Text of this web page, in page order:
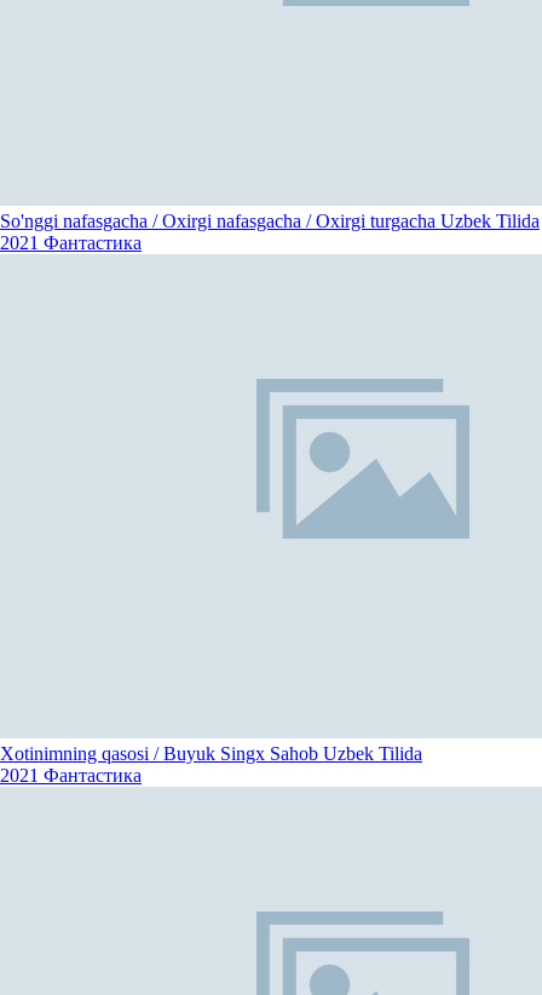
So'nggi nafasgacha / Oxirgi nafasgacha / Oxirgi turgacha Uzbek Tilida
2021 Фантастика
Xotinimning qasosi / Buyuk Singx Sahob Uzbek Tilida
2021 Фантастика